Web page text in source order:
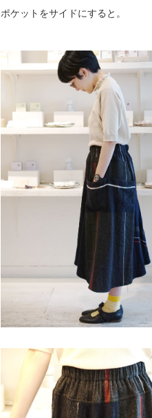
ポケットをサイドにすると。